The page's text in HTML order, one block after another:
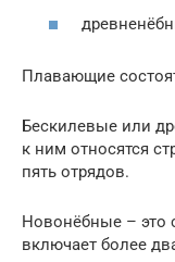
Плавающие
Бескилевые или
к ним относятся
пять отрядов.
Новонёбные – это
включает более